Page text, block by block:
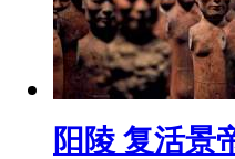
阳陵 复活景